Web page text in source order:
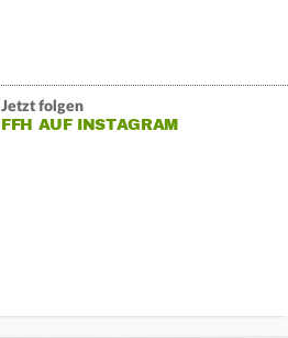
Jetzt folgen
FFH AUF INSTAGRAM